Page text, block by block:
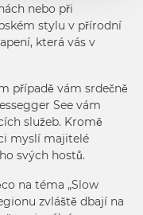
nebo při
stylu v přírodní
která vás v
případě vám srdečně
See vám
služeb. Kromě
myslí majitelé
svých hostů.
na téma „Slow
zvláště dbají na